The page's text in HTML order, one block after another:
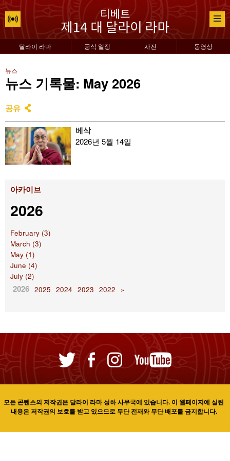
달라이 라마 공식 일정 사진 동영상
뉴스
뉴스 기록물: May 2026
공유
베삭
2026년 5월 14일
아카이브
2026
February (3)
March (3)
May (1)
June (4)
July (2)
2026 2025 2024 2023 2022 »
모든 콘텐츠의 저작권은 달라이 라마 성하 사무국에 있습니다. 이 웹페이지에 실린
내용은 저작권의 보호를 받고 있으므로 무단 전재와 무단 배포를 금지합니다.